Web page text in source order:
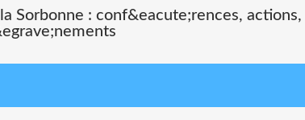
Sorbonne : conf&eacute;rences, actions,